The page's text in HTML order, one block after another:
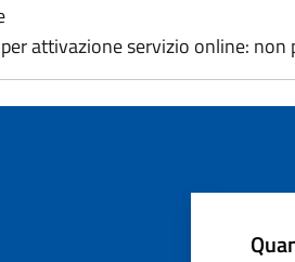
attivazione servizio online: non